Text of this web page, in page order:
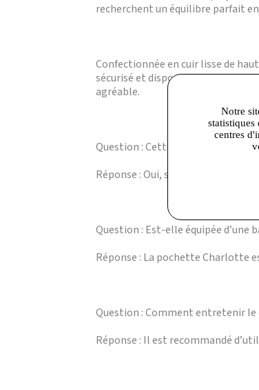
recherchent un équilibre parfait
Confectionnée en cuir lisse de
sécurisé et dispose d’un
agréable.
Question : Cette pochette peut-
Réponse : Oui, son format moyen
Question : Est-elle équipée d’une
Réponse : La pochette Charlotte
Question : Comment entretenir
Réponse : Il est recommandé
Notre
statistiques
centres